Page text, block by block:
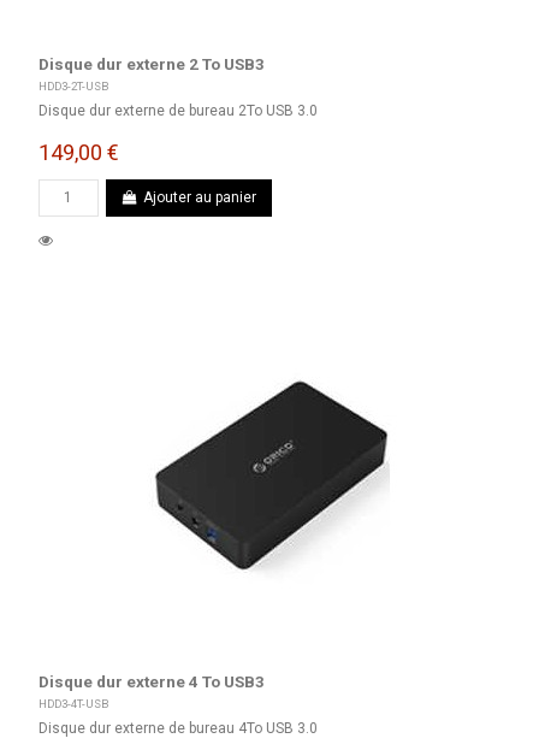
Disque dur externe 2 To USB3
HDD3-2T-USB
Disque dur externe de bureau 2To USB 3.0
149,00 €
Ajouter au panier
Disque dur externe 4 To USB3
HDD3-4T-USB
Disque dur externe de bureau 4To USB 3.0